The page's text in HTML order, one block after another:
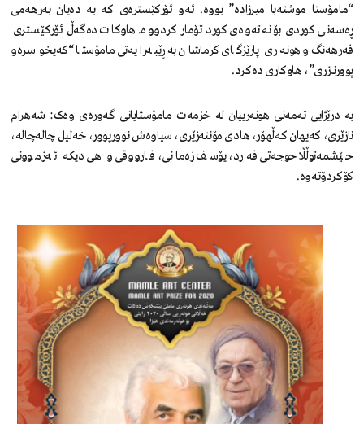
“مامۆستا موشتەبا میرزادە” بووە. ئەو ئۆرکێسترەی کە بە دەیان بەرهەمی
ڕەسەنی کوردی بۆ نەتەوەی کورد تۆمار کردووە. هاوکات دەگەڵ ئۆرکێستری
فەرهەنگ و هونەری پارێزگای کرماشان بە ڕێبەرایەتی مامۆستا “کەیخوسرەو
پوورنازری”، هاوکاری دەکرد.
بە درێژایی تەمەنی هونەرییان لە خزمەت مامۆستایانی گەورەی وەک: شەهرام
نازێری، کەیهان کەڵهۆر، هادی مۆنتەزێری، سیاوەش نوورپوور، خەلیل چالەچالە،
حێشمەتوڵڵا حوجەتی فەرد، یۆسف زەمانی، فارووقی و هی دیکە ئەزموونی
کۆکردۆتەوە.